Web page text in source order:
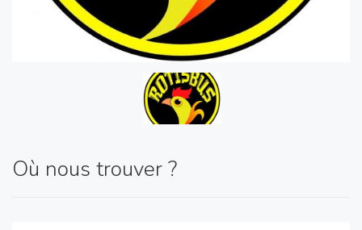
Où nous trouver ?